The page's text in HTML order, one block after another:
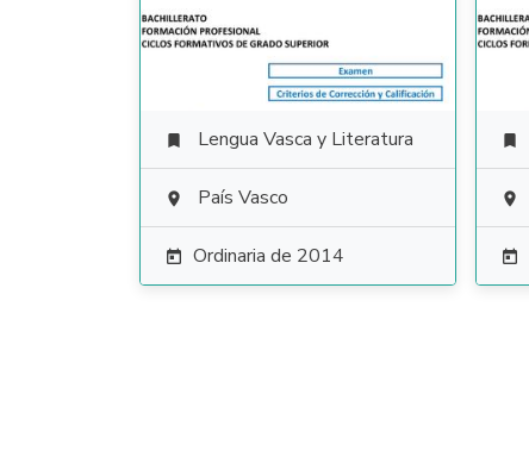
 Lengua Vasca y Literatura
 País Vasco
 Ordinaria de 2014


